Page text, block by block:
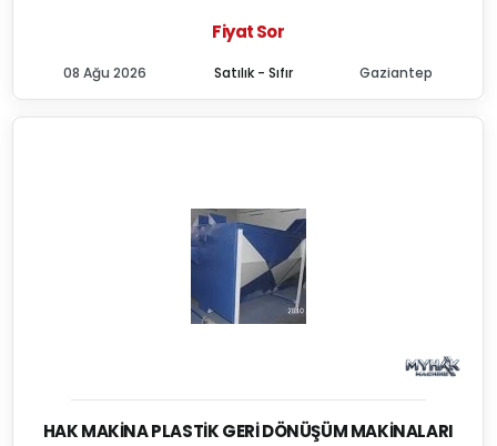
Fiyat Sor
Satılık - Sıfır
08 Ağu 2026 Gaziantep
HAK MAKINA PLASTIK GERI DÖNÜŞÜM MAKINALARI